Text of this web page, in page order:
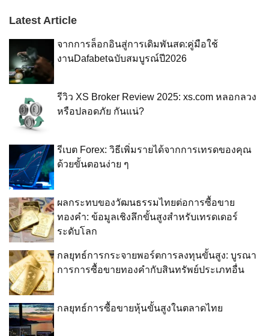
Latest Article
จากการล็อกอินสู่การเดิมพันสด:คู่มือใช้
งานDafabetฉบับสมบูรณ์ปี2026
รีวิว XS Broker Review 2025: xs.com หลอกลวง
หรือปลอดภัย กันแน่?
รีเบต Forex: วิธีเพิ่มรายได้จากการเทรดของคุณ
ด้วยขั้นตอนง่าย ๆ
ผลกระทบของวัฒนธรรมไทยต่อการซื้อขาย
ทองคำ: ข้อมูลเชิงลึกขั้นสูงสำหรับเทรดเดอร์
ระดับโลก
กลยุทธ์การกระจายพอร์ตการลงทุนขั้นสูง: บูรณา
การการซื้อขายทองคำกับสินทรัพย์ประเภทอื่น
กลยุทธ์การซื้อขายหุ้นขั้นสูงในตลาดไทย